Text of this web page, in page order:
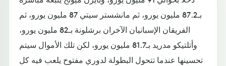
بـ87.2 مليون يورو، ثم مانشستر سيتي 87 مليون يورو، ثم
الفريقان الإسبانيان الآخران برشلونة بـ82 مليون يورو،
وأتلتيكو مدريد بـ81.7 مليون يورو، لكن تلك الأموال سيتم
تحسينها عندما تتحول البطولة لدوري مفتوح يلعب فيه كل